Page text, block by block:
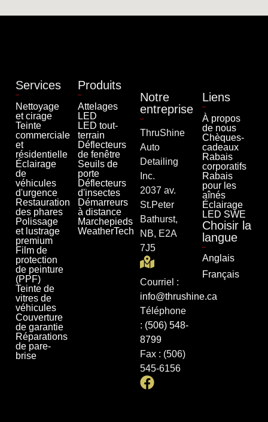
Services
Nettoyage
et cirage
Teinte
commerciale
et
résidentielle
Éclairage
de
véhicules
d'urgence
Restauration
des phares
Polissage
et lustrage
premium
Film de
protection
de peinture
(PPF)
Teinte de
vitres de
véhicules
Couverture
de garantie
Réparations
de pare-
brise
Produits
Attelages
LED
LED tout-
terrain
Déflecteurs
de fenêtre
Seuils de
porte
Déflecteurs
d'insectes
Démarreurs
à distance
Marchepieds
WeatherTech
Notre
entreprise
ThruShine
Auto
Detailing
Inc.
2037 av.
St.Peter
Bathurst,
NB, E2A
7J5
Courriel :
info@thrushine.ca
Téléphone
: (506) 548-
8799
Fax : (506)
545-6156
Liens
À propos
de nous
Chèques-
cadeaux
Rabais
corporatifs
Rabais
pour les
aînés
Éclairage
LED SWE
Choisir la
langue
Anglais
Français